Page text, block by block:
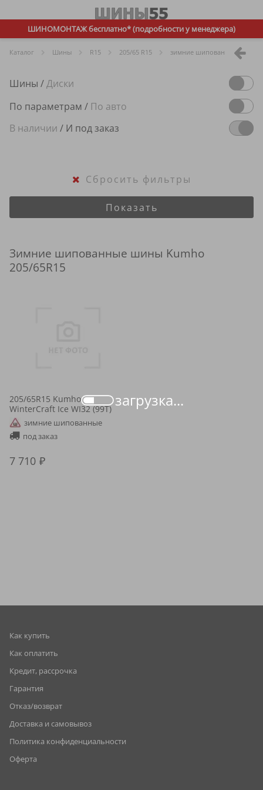
ШИНОМОНТАЖ бесплатно* (подробности у менеджера)
Каталог Шины R15 205/65 R15 зимние шипованные
Шины /Диски
По параметрам / По авто
В наличии / И под заказ
загрузка...
Показать
Сбросить фильтры
Зимние шипованные шины Kumho
205/65R15
205/65R15 Kumho
WinterCraft Ice WI32 (99T)
зимние шипованные
под заказ
7 710
Как купить
Как оплатить
Кредит, рассрочка
Гарантия
Отказ/возврат
Доставка и самовывоз
Политика конфиденциальности
Оферта